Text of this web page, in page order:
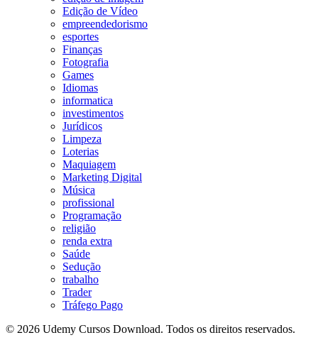
Edição de Vídeo
empreendedorismo
esportes
Finanças
Fotografia
Games
Idiomas
informatica
investimentos
Jurídicos
Limpeza
Loterias
Maquiagem
Marketing Digital
Música
profissional
Programação
religião
renda extra
Saúde
Sedução
trabalho
Trader
Tráfego Pago
© 2026 Udemy Cursos Download. Todos os direitos reservados.